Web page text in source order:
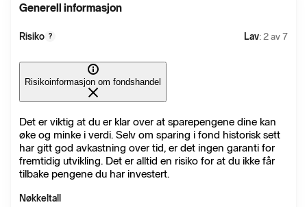
Generell informasjon
Risiko ? Lav: 2 av 7
Risikoinformasjon om fondshandel
Det er viktig at du er klar over at sparepengene dine kan
øke og minke i verdi. Selv om sparing i fond historisk sett
har gitt god avkastning over tid, er det ingen garanti for
fremtidig utvikling. Det er alltid en risiko for at du ikke får
tilbake pengene du har investert.
Nøkkeltall